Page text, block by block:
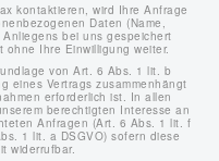
kontaktieren, wird Ihre Anfrage
Daten (Name,
bei uns gespeichert
Ihre Einwilligung weiter.
von Art. 6 Abs. 1 lit. b
eines Vertrags zusammenhängt
erforderlich ist. In allen
berechtigten Interesse an
Anfragen (Art. 6 Abs. 1 lit. f
1 lit. a DSGVO) sofern diese
widerrufbar.